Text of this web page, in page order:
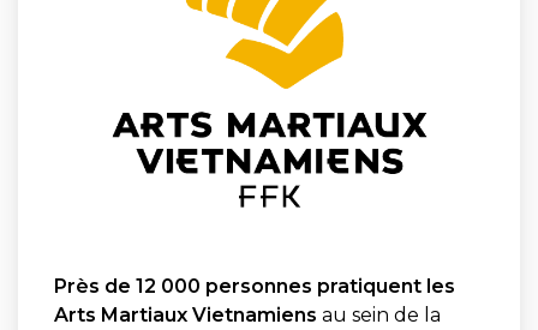
Près de 12 000 personnes pratiquent les
Arts Martiaux Vietnamiens au sein de la